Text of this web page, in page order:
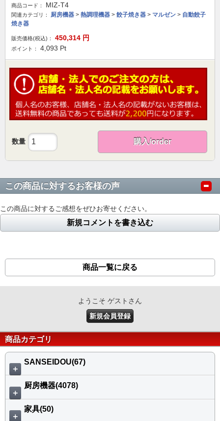
商品コード： MIZ-T4
関連カテゴリ： 厨房機器 > 熱調理機器 > 餃子焼き器 > マルゼン > 自動餃子
焼き器
販売価格(税込)： 450,314 円
ポイント： 4,093 Pt
数量 購入/order
この商品に対するお客様の声
この商品に対するご感想をぜひお寄せください。
新規コメントを書き込む
商品一覧に戻る
ようこそ ゲストさん
新規会員登録
商品カテゴリ
＋
SANSEIDOU(67)
＋
厨房機器(4078)
＋
家具(50)